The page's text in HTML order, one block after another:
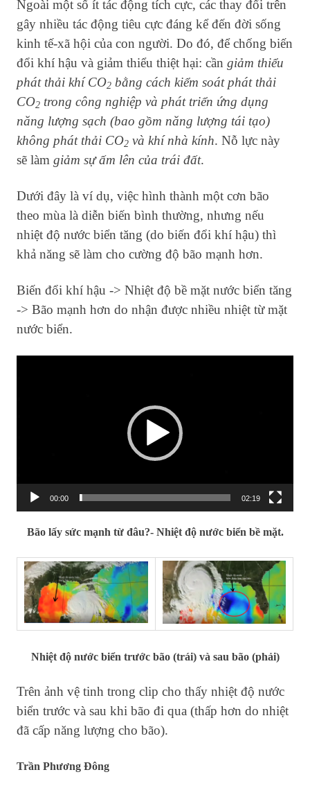
Ngoài một số ít tác động tích cực, các thay đổi trên
gây nhiều tác động tiêu cực đáng kể đến đời sống
kinh tế-xã hội của con người. Do đó, để chống biến
đổi khí hậu và giảm thiểu thiệt hại: cần giảm thiểu
phát thải khí CO2 bằng cách kiểm soát phát thải
CO2 trong công nghiệp và phát triển ứng dụng
năng lượng sạch (bao gồm năng lượng tái tạo)
không phát thải CO2 và khí nhà kính. Nỗ lực này
sẽ làm giảm sự ấm lên của trái đất.
Dưới đây là ví dụ, việc hình thành một cơn bão
theo mùa là diễn biến bình thường, nhưng nếu
nhiệt độ nước biển tăng (do biến đổi khí hậu) thì
khả năng sẽ làm cho cường độ bão mạnh hơn.
Biến đổi khí hậu -> Nhiệt độ bề mặt nước biển tăng
-> Bão mạnh hơn do nhận được nhiều nhiệt từ mặt
nước biển.
00:00 02:19
Bão lấy sức mạnh từ đâu?- Nhiệt độ nước biển bề mặt.
Nhiệt độ nước biển trước bão (trái) và sau bão (phải)
Trên ảnh vệ tinh trong clip cho thấy nhiệt độ nước
biển trước và sau khi bão đi qua (thấp hơn do nhiệt
đã cấp năng lượng cho bão).
Trần Phương Đông